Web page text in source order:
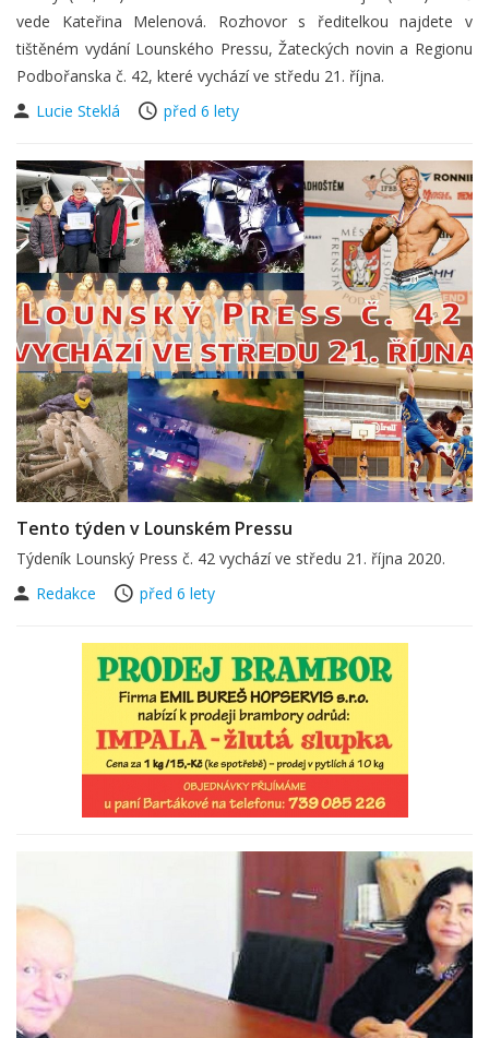
vede Kateřina Melenová. Rozhovor s ředitelkou najdete v
tištěném vydání Lounského Pressu, Žateckých novin a Regionu
Podbořanska č. 42, které vychází ve středu 21. října.
Lucie Steklá
před 6 lety
Tento týden v Lounském Pressu
Týdeník Lounský Press č. 42 vychází ve středu 21. října 2020.
Redakce
před 6 lety